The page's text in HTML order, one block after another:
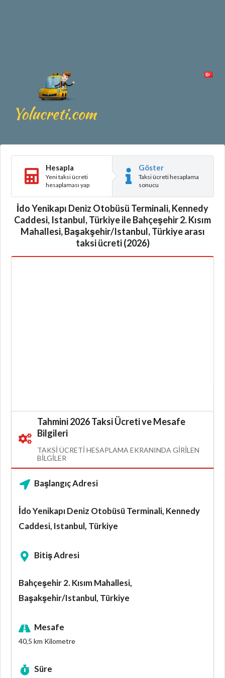
Hesapla
Yeni taksi ücreti
hesaplaması yap
Göster
Taksi ücreti hesaplama
sonucu
İdo Yenikapı Deniz Otobüsü Terminali, Kennedy
Caddesi, Istanbul, Türkiye ile Bahçeşehir 2. Kısım
Mahallesi, Başakşehir/Istanbul, Türkiye arası
taksi ücreti (2026)
Tahmini 2026 Taksi Ücreti ve Mesafe
Bilgileri
TAKSI ÜCRETI HESAPLAMA EKRANINDA GIRILEN
BILGILER
Başlangıç Adresi
İdo Yenikapı Deniz Otobüsü Terminali, Kennedy
Caddesi, Istanbul, Türkiye
Bitiş Adresi
Bahçeşehir 2. Kısım Mahallesi,
Başakşehir/Istanbul, Türkiye
Mesafe
40,5 km Kilometre
Süre